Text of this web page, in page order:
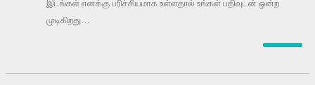
இடங்கள் எனக்கு பரிச்சியமாக உள்ளதால் உங்கள் பதிவுடன் ஒன்ற
முடிகிறது…